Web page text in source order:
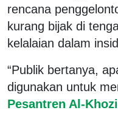
rencana
kurang bijak di
kelalaian dalam
“Publik bertanya,
digunakan untuk
Pesantren Al-